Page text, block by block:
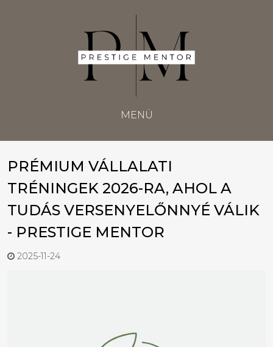
MENÜ
PRÉMIUM VÁLLALATI
TRÉNINGEK 2026-RA, AHOL A
TUDÁS VERSENYELŐNNYÉ VÁLIK
- PRESTIGE MENTOR
2025-11-24